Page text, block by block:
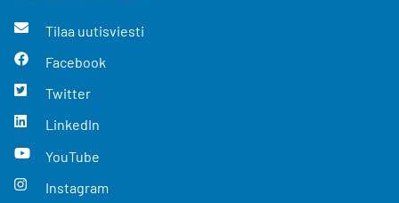
Tilaa uutisviesti
Facebook
Twitter
LinkedIn
YouTube
Instagram